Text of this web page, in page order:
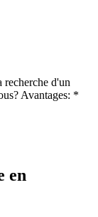
recherche d'un
Avantages: *
en